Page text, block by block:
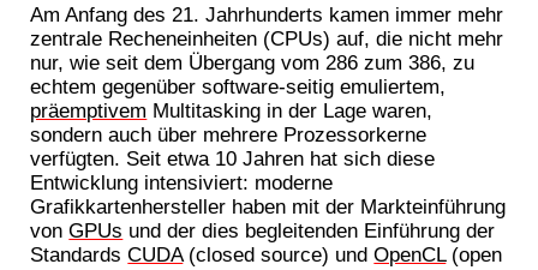
Am Anfang des 21. Jahrhunderts kamen immer mehr
zentrale Recheneinheiten (CPUs) auf, die nicht mehr
nur, wie seit dem Übergang vom 286 zum 386, zu
echtem gegenüber software-seitig emuliertem,
präemptivem Multitasking in der Lage waren,
sondern auch über mehrere Prozessorkerne
verfügten. Seit etwa 10 Jahren hat sich diese
Entwicklung intensiviert: moderne
Grafikkartenhersteller haben mit der Markteinführung
vonGPUs und der dies begleitenden Einführung der
StandardsCUDA(closed source) undOpenCL(open